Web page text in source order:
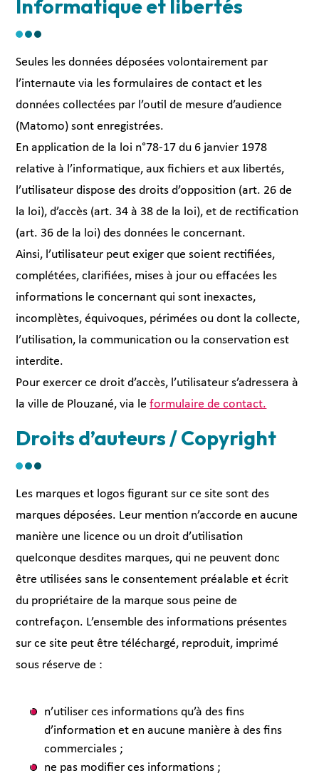
Informatique et libertés
Seules les données déposées volontairement par
l’internaute via les formulaires de contact et les
données collectées par l’outil de mesure d’audience
(Matomo) sont enregistrées.
En application de la loi n°78-17 du 6 janvier 1978
relative à l’informatique, aux fichiers et aux libertés,
l’utilisateur dispose des droits d’opposition (art. 26 de
la loi), d’accès (art. 34 à 38 de la loi), et de rectification
(art. 36 de la loi) des données le concernant.
Ainsi, l’utilisateur peut exiger que soient rectifiées,
complétées, clarifiées, mises à jour ou effacées les
informations le concernant qui sont inexactes,
incomplètes, équivoques, périmées ou dont la collecte,
l’utilisation, la communication ou la conservation est
interdite.
Pour exercer ce droit d’accès, l’utilisateur s’adressera à
la ville de Plouzané, via leformulaire de contact.
Droits d’auteurs / Copyright
Les marques et logos figurant sur ce site sont des
marques déposées. Leur mention n’accorde en aucune
manière une licence ou un droit d’utilisation
quelconque desdites marques, qui ne peuvent donc
être utilisées sans le consentement préalable et écrit
du propriétaire de la marque sous peine de
contrefaçon. L’ensemble des informations présentes
sur ce site peut être téléchargé, reproduit, imprimé
sous réserve de :
n’utiliser ces informations qu’à des fins
d’information et en aucune manière à des fins
commerciales ;
ne pas modifier ces informations ;